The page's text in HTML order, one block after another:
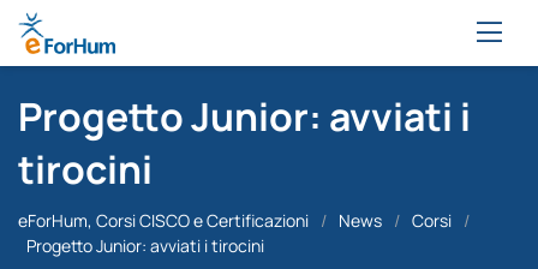
Progetto Junior: avviati i
tirocini
eForHum, Corsi CISCO e Certificazioni / News / Corsi /
Progetto Junior: avviati i tirocini